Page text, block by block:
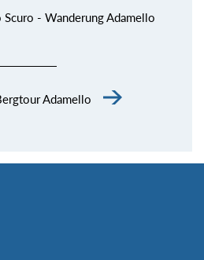
- Wanderung Adamello
Adamello